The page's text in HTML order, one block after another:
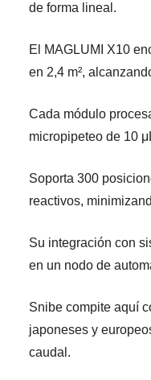
de forma lineal.
El MAGLUMI X10
en 2,4 m²,
Cada módulo
micropipeteo de 10
Soporta 300
reactivos,
Su integración con
en un nodo de
Snibe compite aquí
japoneses y
caudal.